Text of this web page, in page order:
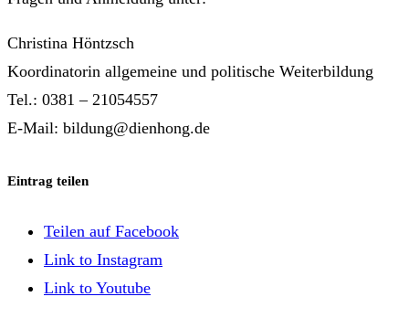
Christina Höntzsch
Koordinatorin allgemeine und politische Weiterbildung
Tel.: 0381 – 21054557
E-Mail: bildung@dienhong.de
Eintrag teilen
Teilen auf Facebook
Link to Instagram
Link to Youtube